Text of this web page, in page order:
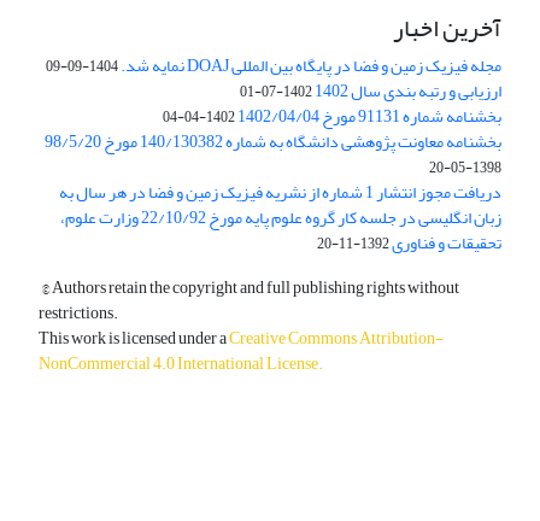
آخرین اخبار
مجله فیزیک زمین و فضا در پایگاه بین المللی DOAJ نمایه شد. 1404-09-09
ارزیابی و رتبه بندی سال 1402 1402-07-01
بخشنامه شماره 91131 مورخ 1402/04/04 1402-04-04
بخشنامه معاونت پژوهشی دانشگاه به شماره 140/130382 مورخ 98/5/20
1398-05-20
دریافت مجوز انتشار 1 شماره از نشریه فیزیک زمین و فضا در هر سال به
زبان انگلیسی در جلسه کار گروه علوم پایه مورخ 22/10/92 وزارت علوم،
تحقیقات و فناوری1392-11-20
© Authors retain the copyright and full publishing rights without
restrictions.
This work is licensed under aCreative Commons Attribution-
NonCommercial 4.0 International License.